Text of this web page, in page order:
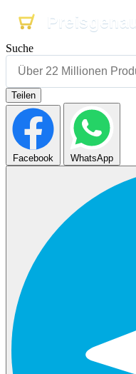
Preisgenau
Preisgenau
Preisgenau
Suche
Teilen
Facebook WhatsApp